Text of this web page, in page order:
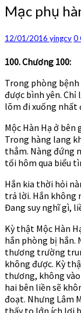
Mạc
phụ
hạ
Ch
100
Mạc phụ
12/01/2016 yingcv0
100. Chương 100:
Trong phòng
được bình yên.
lõm đi xuống nhất
Mộc Hàn Hạ ở
Trong hàng lang
thẳm. Nàng đứng
tối hôm qua biểu
Hắn kia thời hỏi
trả lời. Hắn không
Đang suy nghĩ gì,
Kỳ thật Mộc Hàn
hắn phòng bị hắn.
thương trường
không được. Kỳ
thương, không
hai bên liền sẽ
đoạt. Nhưng Lâm
thấy to lớn ích lợi